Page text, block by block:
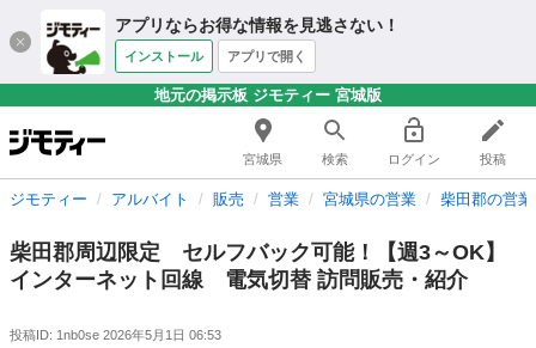
アプリならお得な情報を見逃さない！
インストール アプリで開く
地元の掲示板 ジモティー 宮城版
宮城県 検索 ログイン 投稿
ジモティー アルバイト 販売 営業 宮城県の営業 柴田郡の営業
柴田郡周辺限定 セルフバック可能！【週3～OK】
インターネット回線 電気切替 訪問販売・紹介
投稿ID: 1nb0se 2026年5月1日 06:53